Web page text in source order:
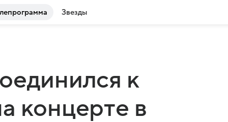
Звезды
к
концерте в